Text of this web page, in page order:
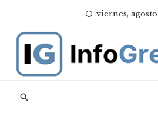
content
viernes, agosto